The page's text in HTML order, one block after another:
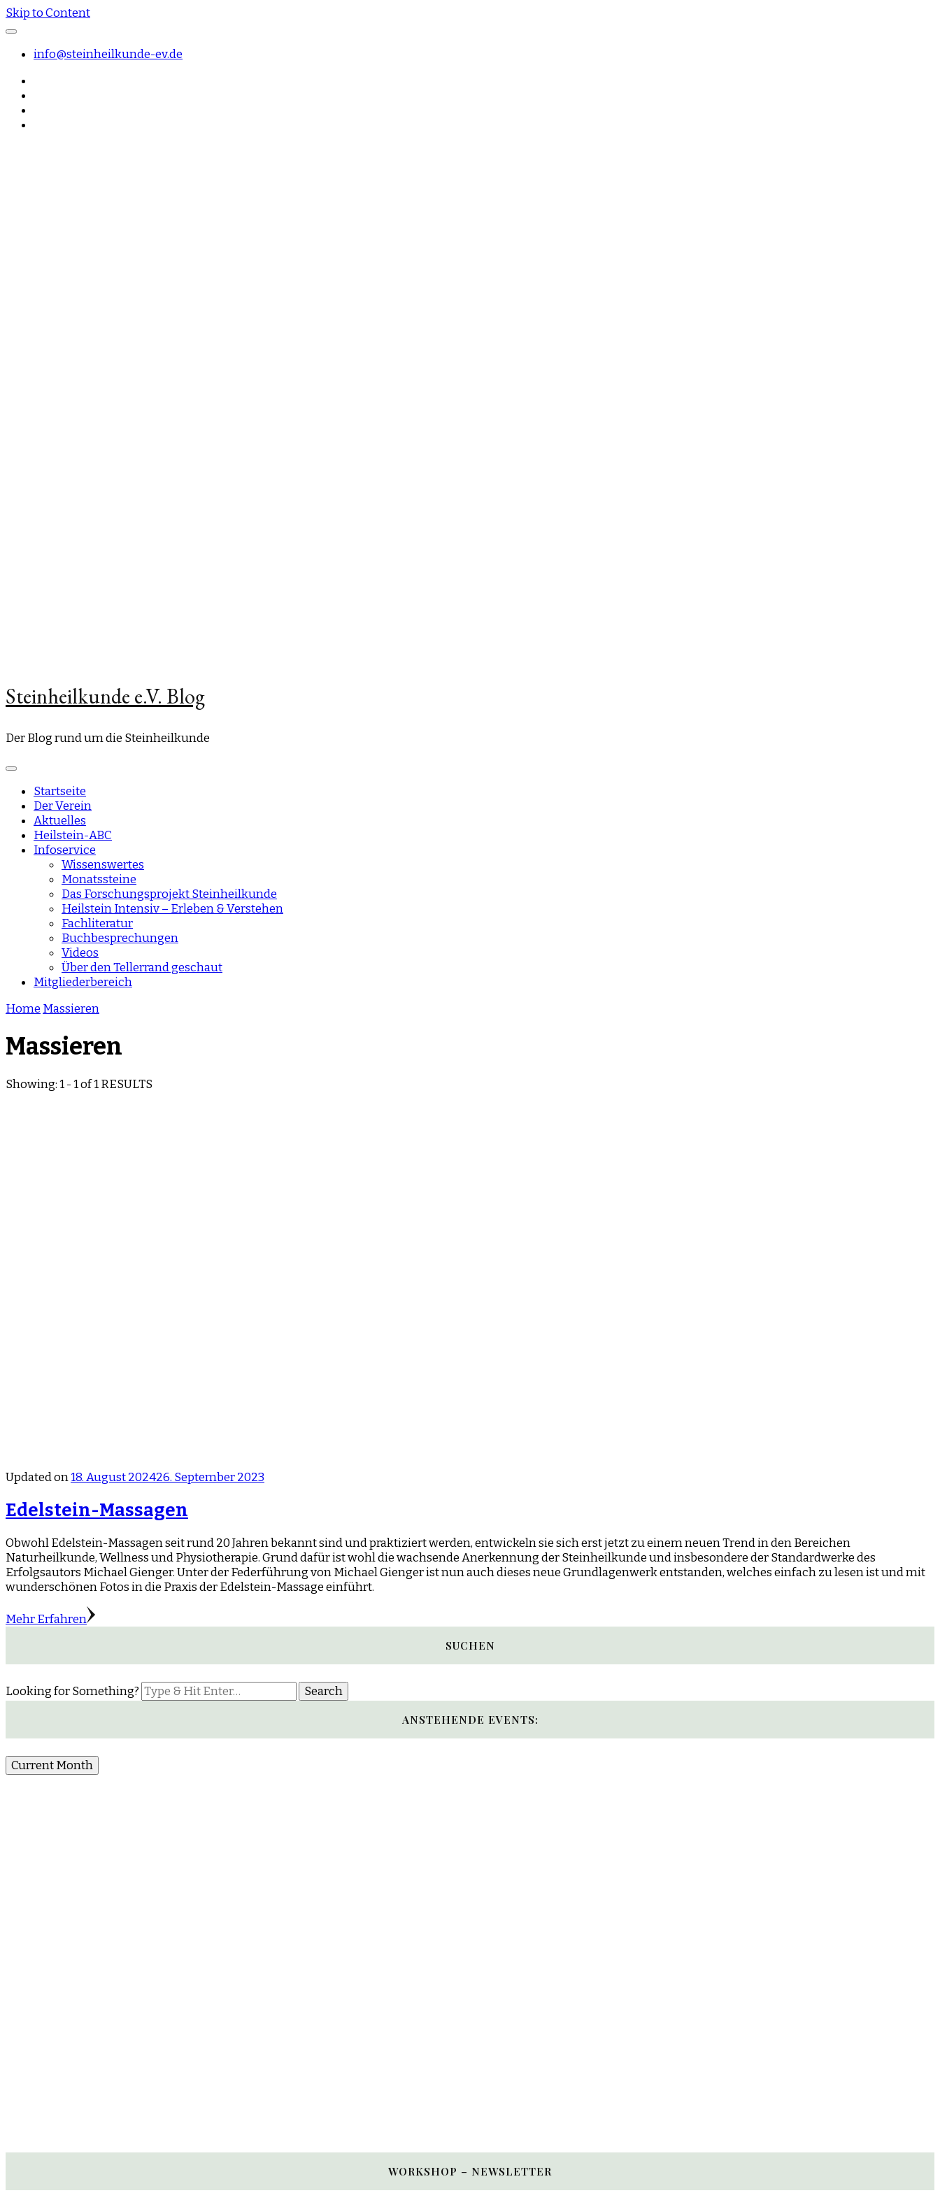
Skip to Content
info@steinheilkunde-ev.de
Steinheilkunde e.V. Blog
Der Blog rund um die Steinheilkunde
Startseite
Der Verein
Aktuelles
Heilstein-ABC
Infoservice
Wissenswertes
Monatssteine
Das Forschungsprojekt Steinheilkunde
Heilstein Intensiv – Erleben & Verstehen
Fachliteratur
Buchbesprechungen
Videos
Über den Tellerrand geschaut
Mitgliederbereich
Home Massieren
Massieren
Showing: 1 - 1 of 1 RESULTS
Updated on18. August 202426. September 2023
Edelstein-Massagen
Obwohl Edelstein-Massagen seit rund 20 Jahren bekannt sind und praktiziert werden, entwickeln sie sich erst jetzt zu einem neuen Trend in den Bereichen
Naturheilkunde, Wellness und Physiotherapie. Grund dafür ist wohl die wachsende Anerkennung der Steinheilkunde und insbesondere der Standardwerke des
Erfolgsautors Michael Gienger. Unter der Federführung von Michael Gienger ist nun auch dieses neue Grundlagenwerk entstanden, welches einfach zu lesen ist und mit
wunderschönen Fotos in die Praxis der Edelstein-Massage einführt.
Mehr Erfahren
SUCHEN
Looking for Something?
ANSTEHENDE EVENTS:
Current Month
WORKSHOP – NEWSLETTER